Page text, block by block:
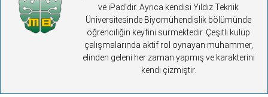
ve iPad'dir. Ayrıca kendisi Yıldız Teknik
Üniversitesinde Biyomühendislik bölümünde
öğrenciliğin keyfini sürmektedir. Çeşitli kulüp
çalışmalarında aktif rol oynayan muhammer,
elinden geleni her zaman yapmış ve karakterini
kendi çizmiştir.